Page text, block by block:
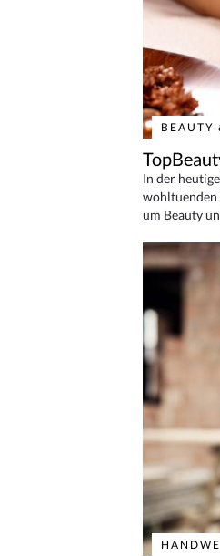
BEAUTY
In der
wohltuenden
um Beauty